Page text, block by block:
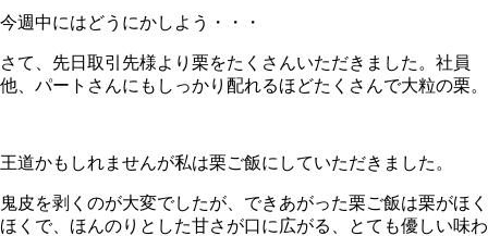
今週中にはどうにかしよう・・・
さて、先日取引先様より栗をたくさんいただきました。社員
他、パートさんにもしっかり配れるほどたくさんで大粒の栗。
王道かもしれませんが私は栗ご飯にしていただきました。
鬼皮を剥くのが大変でしたが、できあがった栗ご飯は栗がほく
ほくで、ほんのりとした甘さが口に広がる、とても優しい味わ